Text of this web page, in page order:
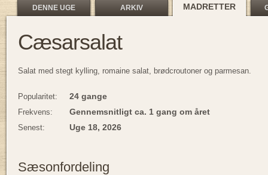
Cæsarsalat
Salat med stegt kylling, romaine salat, brødcroutoner og parmesan.
Popularitet: 24 gange
Frekvens: Gennemsnitligt ca. 1 gang om året
Senest: Uge 18, 2026
Sæsonfordeling
DENNE UGE ARKIV MADRETTER